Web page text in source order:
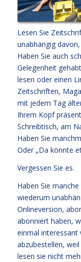
Lesen Sie
unabhängig
Haben Sie auch
Gelegenheit
lesen oder einen
Zeitschriften,
mit jedem Tag
Ihrem Kopf
Schreibtisch, am
Haben Sie
Oder „Da könnte
Vergessen Sie es.
Haben Sie
wiederum
Onlineversion,
abonniert haben,
einmal interessant
abzubestellen,
lesen sie nicht